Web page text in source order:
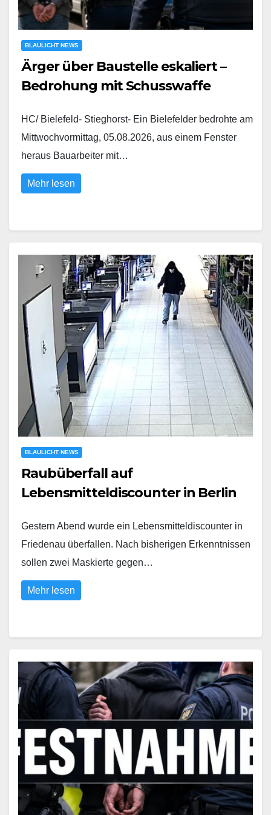
BLAULICHT NEWS
Ärger über Baustelle eskaliert –
Bedrohung mit Schusswaffe
HC/ Bielefeld- Stieghorst- Ein Bielefelder bedrohte am
Mittwochvormittag, 05.08.2026, aus einem Fenster
heraus Bauarbeiter mit…
Mehr lesen
BLAULICHT NEWS
Raubüberfall auf
Lebensmitteldiscounter in Berlin
Gestern Abend wurde ein Lebensmitteldiscounter in
Friedenau überfallen. Nach bisherigen Erkenntnissen
sollen zwei Maskierte gegen…
Mehr lesen